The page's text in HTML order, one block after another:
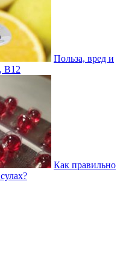
Польза, вред и
В12
Как правильно